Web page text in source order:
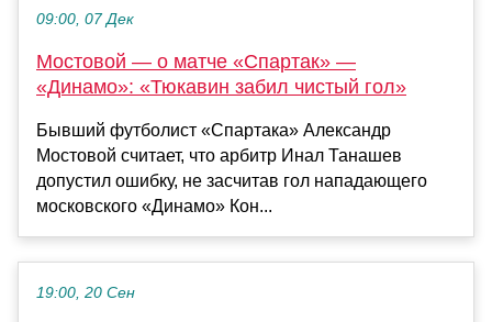
09:00, 07 Дек
Мостовой — о матче «Спартак» —
«Динамо»: «Тюкавин забил чистый гол»
Бывший футболист «Спартака» Александр
Мостовой считает, что арбитр Инал Танашев
допустил ошибку, не засчитав гол нападающего
московского «Динамо» Кон...
19:00, 20 Сен